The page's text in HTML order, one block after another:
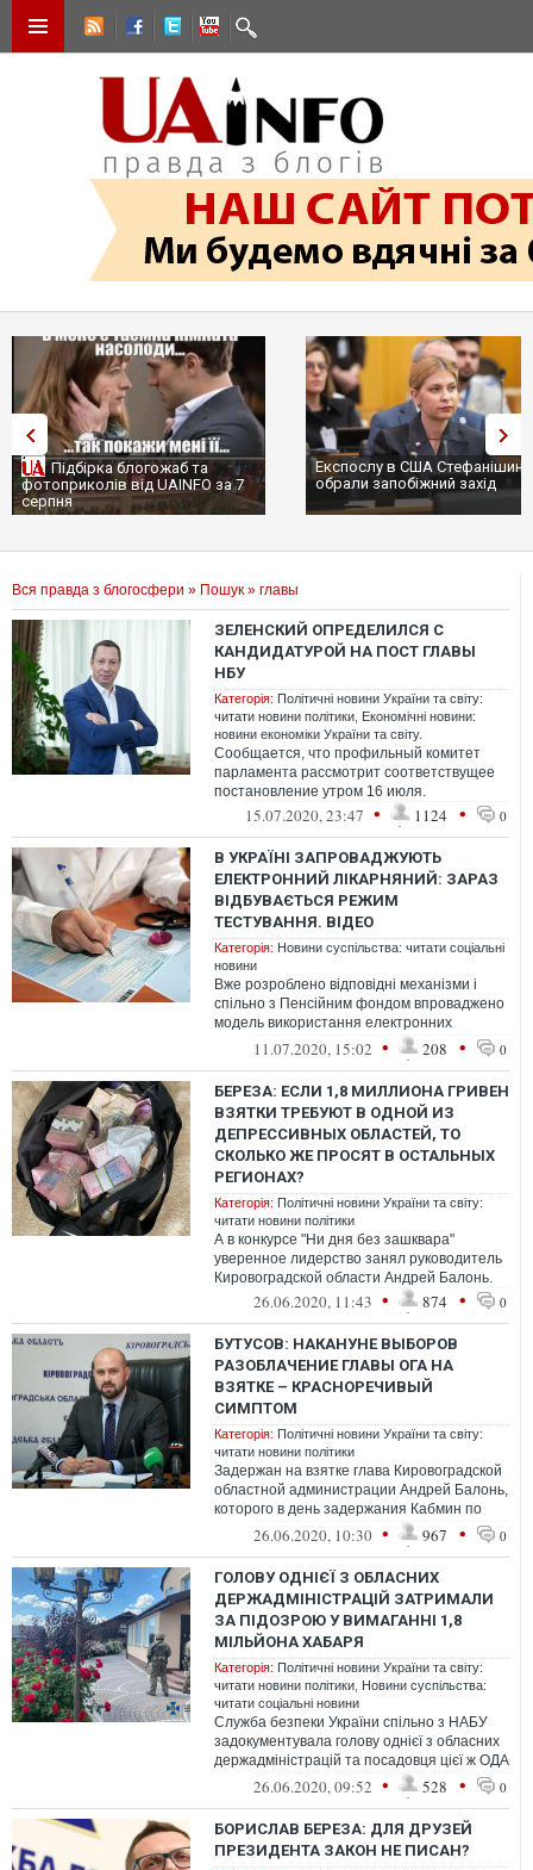
Підбірка блогожаб та
фотоприколів від UAINFO за 7
серпня
Експослу в США
обрали запобіжний захід
Вся правда з блогосфери » Пошук » главы
ЗЕЛЕНСКИЙ ОПРЕДЕЛИЛСЯ С
КАНДИДАТУРОЙ НА ПОСТ ГЛАВЫ
НБУ
Категорія: Політичні новини України та світу:
читати новини політики Економічні новини:
новини економіки України та світу.
Сообщается, что профильный комитет
парламента рассмотрит соответствущее
постановление утром 16 июля.
15.07.2020, 23:47 • 1124 • 0
В УКРАЇНІ ЗАПРОВАДЖУЮТЬ
ЕЛЕКТРОННИЙ ЛІКАРНЯНИЙ: ЗАРАЗ
ВІДБУВАЄТЬСЯ РЕЖИМ
ТЕСТУВАННЯ. ВІДЕО
Категорія: Новини суспільства: читати соціальні
новини
Вже розроблено відповідні механізми і
спільно з Пенсійним фондом впроваджено
модель використання електронних
лікарняних11.07.2020, 15:02 • 208 • 0
БЕРЕЗА: ЕСЛИ 1,8 МИЛЛИОНА ГРИВЕН
ВЗЯТКИ ТРЕБУЮТ В ОДНОЙ ИЗ
ДЕПРЕССИВНЫХ ОБЛАСТЕЙ, ТО
СКОЛЬКО ЖЕ ПРОСЯТ В ОСТАЛЬНЫХ
РЕГИОНАХ?
Категорія: Політичні новини України та світу:
читати новини політики
А в конкурсе "Ни дня без зашквара"
уверенное лидерство занял руководитель
Кировоградской области Андрей Балонь.
26.06.2020, 11:43 • 874 • 0
БУТУСОВ: НАКАНУНЕ ВЫБОРОВ
РАЗОБЛАЧЕНИЕ ГЛАВЫ ОГА НА
ВЗЯТКЕ – КРАСНОРЕЧИВЫЙ
СИМПТОМ
Категорія: Політичні новини України та світу:
читати новини політики
Задержан на взятке глава Кировоградской
областной администрации Андрей Балонь,
которого в день задержания Кабмин по
обращению Офиса президента... увол...
26.06.2020, 10:30 • 967 • 0
ГОЛОВУ ОДНІЄЇ З ОБЛАСНИХ
ДЕРЖАДМІНІСТРАЦІЙ ЗАТРИМАЛИ
ЗА ПІДОЗРОЮ У ВИМАГАННІ 1,8
МІЛЬЙОНА ХАБАРЯ
Категорія: Політичні новини України та світу:
читати новини політики Новини суспільства:
читати соціальні новини
Служба безпеки України спільно з НАБУ
задокументувала голову однієї з обласних
держадміністрацій та посадовця цієї ж ОДА
на вимаганні грошей від керів...
26.06.2020, 09:52 • 528 • 0
БОРИСЛАВ БЕРЕЗА: ДЛЯ ДРУЗЕЙ
ПРЕЗИДЕНТА ЗАКОН НЕ ПИСАН?